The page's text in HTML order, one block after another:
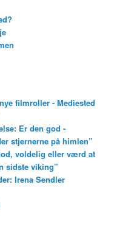
filmroller - Mediested
Er den god -
stjernerne på himlen”
voldelig eller værd at
sidste viking”
Irena Sendler